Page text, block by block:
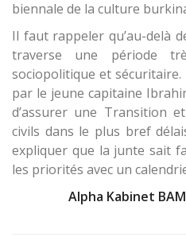
biennale de la culture
Il faut rappeler qu’au-delà
traverse une période
sociopolitique et
par le jeune capitaine
d’assurer une Transition
civils dans le plus bref
expliquer que la junte sait
les priorités avec un
Alpha Kabinet